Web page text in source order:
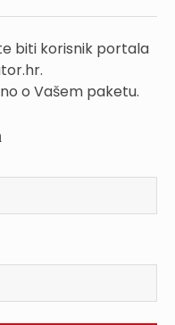
biti korisnik portala
o Vašem paketu.